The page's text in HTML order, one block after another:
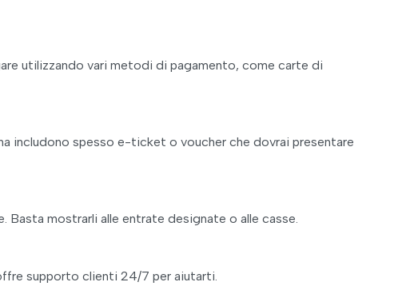
utilizzando vari metodi di pagamento, come carte di
includono spesso e-ticket o voucher che dovrai presentare
mostrarli alle entrate designate o alle casse.
supporto clienti 24/7 per aiutarti.